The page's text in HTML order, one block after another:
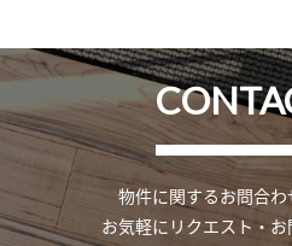
物件に関するお問合わ
お気軽にリクエスト・お